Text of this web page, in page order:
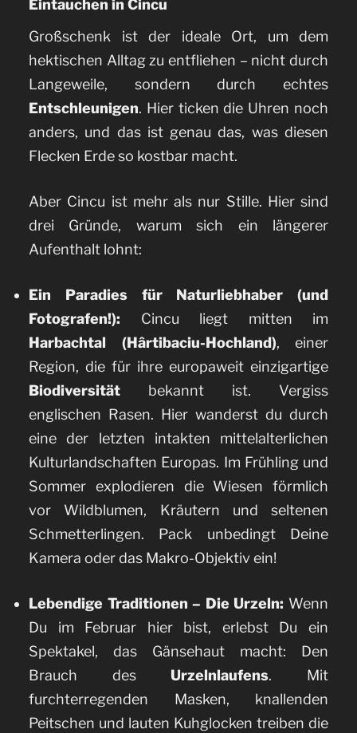
Eintauchen in Cincu
Großschenk ist der ideale Ort, um dem
hektischen Alltag zu entfliehen – nicht durch
Langeweile, sondern durch echtes
Entschleunigen. Hier ticken die Uhren noch
anders, und das ist genau das, was diesen
Flecken Erde so kostbar macht.
Aber Cincu ist mehr als nur Stille. Hier sind
drei Gründe, warum sich ein längerer
Aufenthalt lohnt:
Ein Paradies für Naturliebhaber (und
Fotografen!): Cincu liegt mitten im
Harbachtal (Hârtibaciu-Hochland), einer
Region, die für ihre europaweit einzigartige
Biodiversität bekannt ist. Vergiss
englischen Rasen. Hier wanderst du durch
eine der letzten intakten mittelalterlichen
Kulturlandschaften Europas. Im Frühling und
Sommer explodieren die Wiesen förmlich
vor Wildblumen, Kräutern und seltenen
Schmetterlingen. Pack unbedingt Deine
Kamera oder das Makro-Objektiv ein!
Lebendige Traditionen – Die Urzeln: Wenn
Du im Februar hier bist, erlebst Du ein
Spektakel, das Gänsehaut macht: Den
Brauch des Urzelnlaufens. Mit
furchterregenden Masken, knallenden
Peitschen und lauten Kuhglocken treiben die